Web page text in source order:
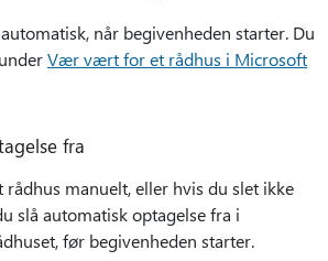
når begivenheden starter. Du
Vær vært for et rådhus i Microsoft
fra
rådhus manuelt, eller hvis du slet ikke
slå automatisk optagelse fra i
før begivenheden starter.